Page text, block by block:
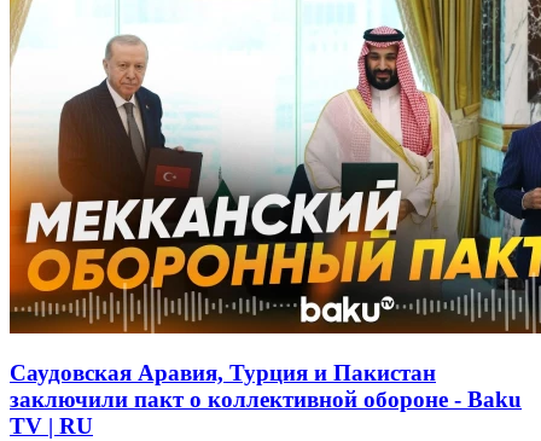
Саудовская Аравия, Турция и Пакистан
заключили пакт о коллективной обороне - Baku
TV | RU